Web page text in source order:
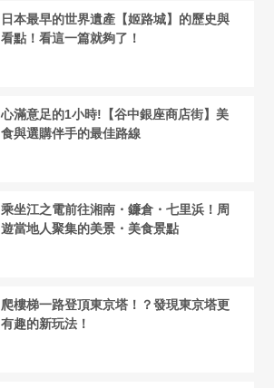
日本最早的世界遺產【姬路城】的歷史與
看點！看這一篇就夠了！
心滿意足的1小時!【谷中銀座商店街】美
食與選購伴手的最佳路線
乘坐江之電前往湘南・鐮倉・七里浜！周
遊當地人聚集的美景・美食景點
爬樓梯一路登頂東京塔！？發現東京塔更
有趣的新玩法！